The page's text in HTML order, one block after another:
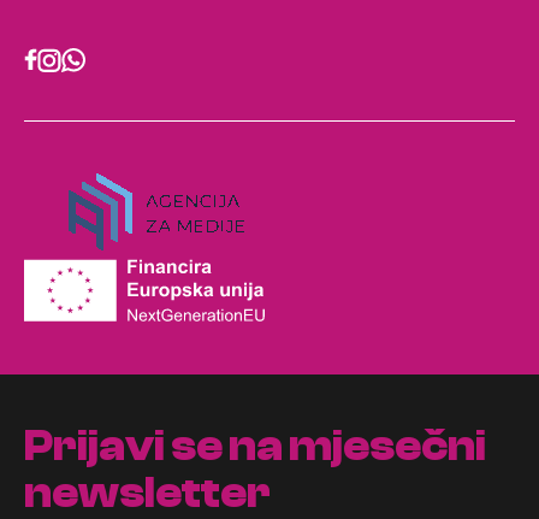
Prijavi se na mjesečni
newsletter